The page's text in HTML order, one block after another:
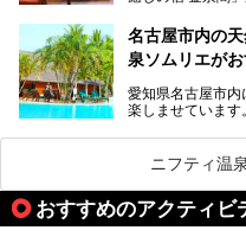
天然ラドン温泉が
室、地元の食材
ご紹介します。
名古屋市内の
泉ソムリエが
愛知県名古屋市内
楽しませています
ムリエの目線で
名古屋市内には
行こうかな？」
ぜひこの記事を参
てみるのはいかが
ニフティ温
おすすめのアクティビ